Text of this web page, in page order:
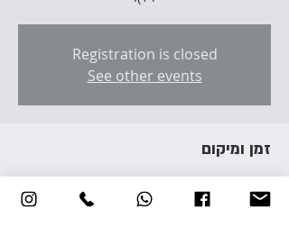
Registration is closed
See other events
זמן ומיקום
Yehud-Monosson, Avraham Giron St 3,